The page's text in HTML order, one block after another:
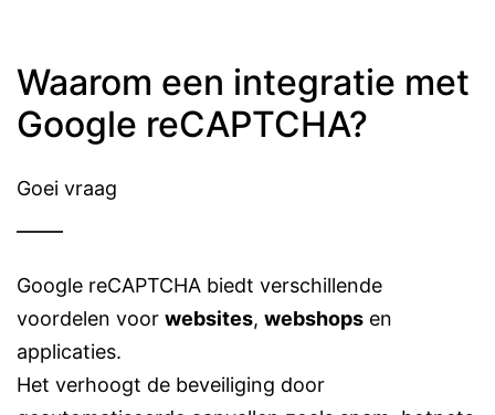
Waarom een integratie met
Google reCAPTCHA?
Goei vraag
Google reCAPTCHA biedt verschillende
voordelen voor websites, webshops en
applicaties.
Het verhoogt de beveiliging door